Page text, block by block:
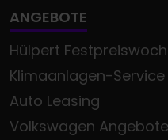
ANGEBOTE
Hülpert
Klimaanlagen-
Auto Leasing
Volkswagen Angebote